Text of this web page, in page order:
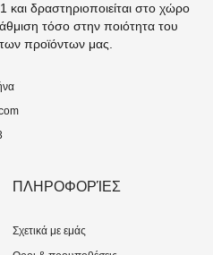
και δραστηριοποιείται στο χώρο
τόσο στην ποιότητα του
προϊόντων μας.
ΠΛΗΡΟΦΟΡΊΕΣ
Σχετικά με εμάς